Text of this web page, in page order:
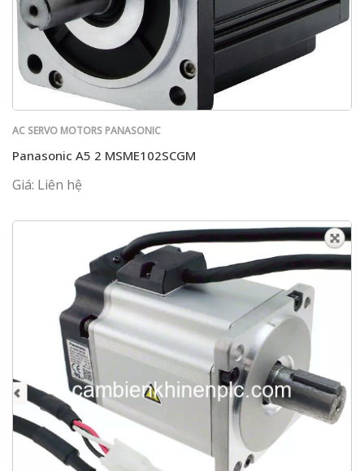
AC SERVO MOTORS PANASONIC
Panasonic A5 2 MSME102SCGM
Giá: Liên hệ